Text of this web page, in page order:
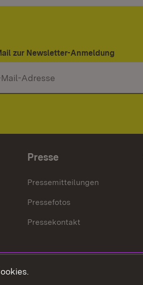
zur Newsletter-Anmeldung
Presse
Pressemitteilungen
Pressefotos
Pressekontakt